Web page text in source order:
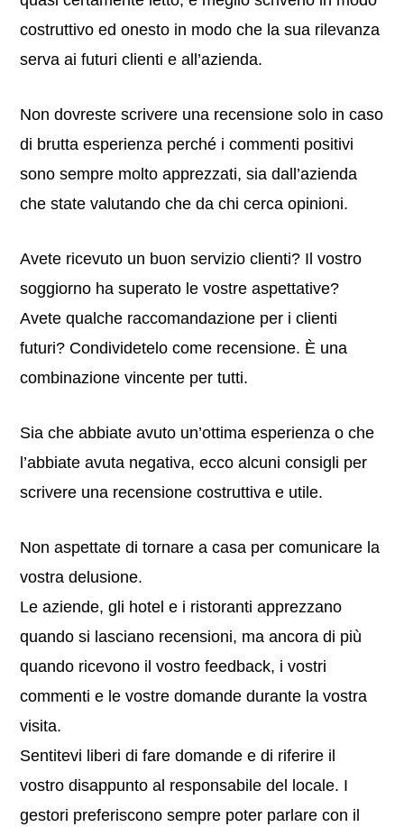
costruttivo ed onesto in modo che la sua rilevanza
serva ai futuri clienti e all’azienda.
Non dovreste scrivere una recensione solo in caso
di brutta esperienza perché i commenti positivi
sono sempre molto apprezzati, sia dall’azienda
che state valutando che da chi cerca opinioni.
Avete ricevuto un buon servizio clienti? Il vostro
soggiorno ha superato le vostre aspettative?
Avete qualche raccomandazione per i clienti
futuri? Condividetelo come recensione. È una
combinazione vincente per tutti.
Sia che abbiate avuto un’ottima esperienza o che
l’abbiate avuta negativa, ecco alcuni consigli per
scrivere una recensione costruttiva e utile.
Non aspettate di tornare a casa per comunicare la
vostra delusione.
Le aziende, gli hotel e i ristoranti apprezzano
quando si lasciano recensioni, ma ancora di più
quando ricevono il vostro feedback, i vostri
commenti e le vostre domande durante la vostra
visita.
Sentitevi liberi di fare domande e di riferire il
vostro disappunto al responsabile del locale. I
gestori preferiscono sempre poter parlare con il